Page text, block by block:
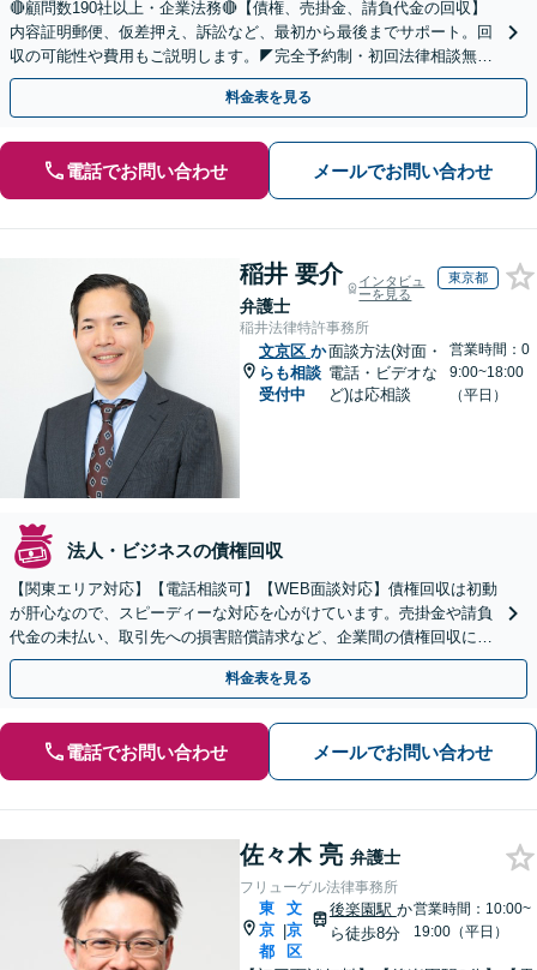
🔴顧問数190社以上・企業法務🔴【債権、売掛金、請負代金の回収】
内容証明郵便、仮差押え、訴訟など、最初から最後までサポート。回
収の可能性や費用もご説明します。◤完全予約制・初回法律相談無料
◢
料金表を見る
電話でお問い合わせ メールでお問い合わせ
稲井 要介
弁護士
インタビュ
ーを見る
東京都
稲井法律特許事務所
文京区 か
らも相談
受付中
面談方法(対面・
電話・ビデオな
ど)は応相談
営業時間：0
9:00~18:00
（平日）
法人・ビジネスの債権回収
【関東エリア対応】【電話相談可】【WEB面談対応】債権回収は初動
が肝心なので、スピーディーな対応を心がけています。売掛金や請負
代金の未払い、取引先への損害賠償請求など、企業間の債権回収に幅
広く対応「フリーランスの報酬未払いもご相談ください」
料金表を見る
電話でお問い合わせ メールでお問い合わせ
佐々木 亮 弁護士
フリューゲル法律事務所
東
京
都
|
文
京
区
後楽園駅 か
ら徒歩8分
営業時間：10:00~
19:00（平日）